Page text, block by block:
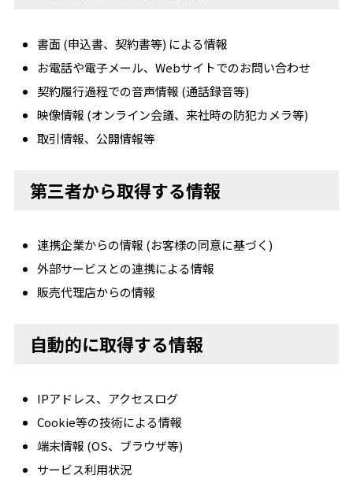
書面 (申込書、契約書等) による情報
お電話や電子メール、Webサイトでのお問い合わせ
契約履行過程での音声情報 (通話録音等)
映像情報 (オンライン会議、来社時の防犯カメラ等)
取引情報、公開情報等
第三者から取得する情報
連携企業からの情報 (お客様の同意に基づく)
外部サービスとの連携による情報
販売代理店からの情報
自動的に取得する情報
IPアドレス、アクセスログ
Cookie等の技術による情報
端末情報 (OS、ブラウザ等)
サービス利用状況